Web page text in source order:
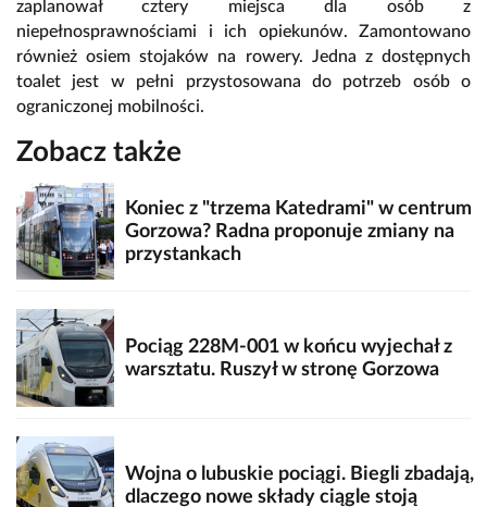
zaplanował cztery miejsca dla osób z
niepełnosprawnościami i ich opiekunów. Zamontowano
również osiem stojaków na rowery. Jedna z dostępnych
toalet jest w pełni przystosowana do potrzeb osób o
ograniczonej mobilności.
Zobacz także
Koniec z "trzema Katedrami" w centrum
Gorzowa? Radna proponuje zmiany na
przystankach
Pociąg 228M-001 w końcu wyjechał z
warsztatu. Ruszył w stronę Gorzowa
Wojna o lubuskie pociągi. Biegli zbadają,
dlaczego nowe składy ciągle stoją